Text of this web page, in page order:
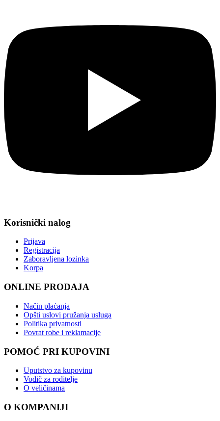
Korisnički nalog
Prijava
Registracija
Zaboravljena lozinka
Korpa
ONLINE PRODAJA
Način plaćanja
Opšti uslovi pružanja usluga
Politika privatnosti
Povrat robe i reklamacije
POMOĆ PRI KUPOVINI
Uputstvo za kupovinu
Vodič za roditelje
O veličinama
O KOMPANIJI